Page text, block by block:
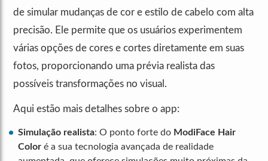
de simular mudanças de cor e estilo de cabelo com alta
precisão. Ele permite que os usuários experimentem
várias opções de cores e cortes diretamente em suas
fotos, proporcionando uma prévia realista das
possíveis transformações no visual.
Aqui estão mais detalhes sobre o app:
Simulação realista: O ponto forte do ModiFace Hair
Color é a sua tecnologia avançada de realidade